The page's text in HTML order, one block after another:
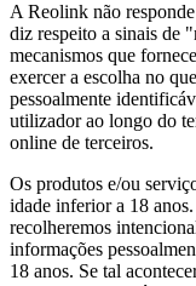
A Reolink não
diz respeito a sinais de
mecanismos que
exercer a escolha no
pessoalmente
utilizador ao longo do
online de terceiros.
Os produtos e/ou
idade inferior a 18
recolheremos
informações
18 anos. Se tal